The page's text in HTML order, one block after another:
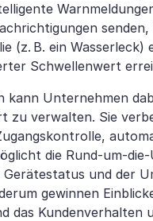
senden,
(z. B. ein Wasserleck)
Schwellenwert
kann Unternehmen
zu verwalten. Sie
die Rund-um-
und der
gewinnen
das Kundenverhalten